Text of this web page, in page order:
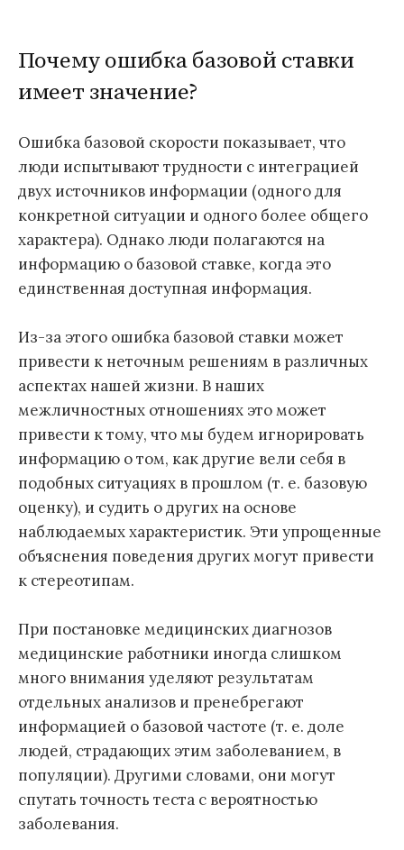
Почему ошибка базовой ставки
имеет значение?
Ошибка базовой скорости показывает, что
люди испытывают трудности с интеграцией
двух источников информации (одного для
конкретной ситуации и одного более общего
характера). Однако люди полагаются на
информацию о базовой ставке, когда это
единственная доступная информация.
Из-за этого ошибка базовой ставки может
привести к неточным решениям в различных
аспектах нашей жизни. В наших
межличностных отношениях это может
привести к тому, что мы будем игнорировать
информацию о том, как другие вели себя в
подобных ситуациях в прошлом (т. е. базовую
оценку), и судить о других на основе
наблюдаемых характеристик. Эти упрощенные
объяснения поведения других могут привести
к стереотипам.
При постановке медицинских диагнозов
медицинские работники иногда слишком
много внимания уделяют результатам
отдельных анализов и пренебрегают
информацией о базовой частоте (т. е. доле
людей, страдающих этим заболеванием, в
популяции). Другими словами, они могут
спутать точность теста с вероятностью
заболевания.